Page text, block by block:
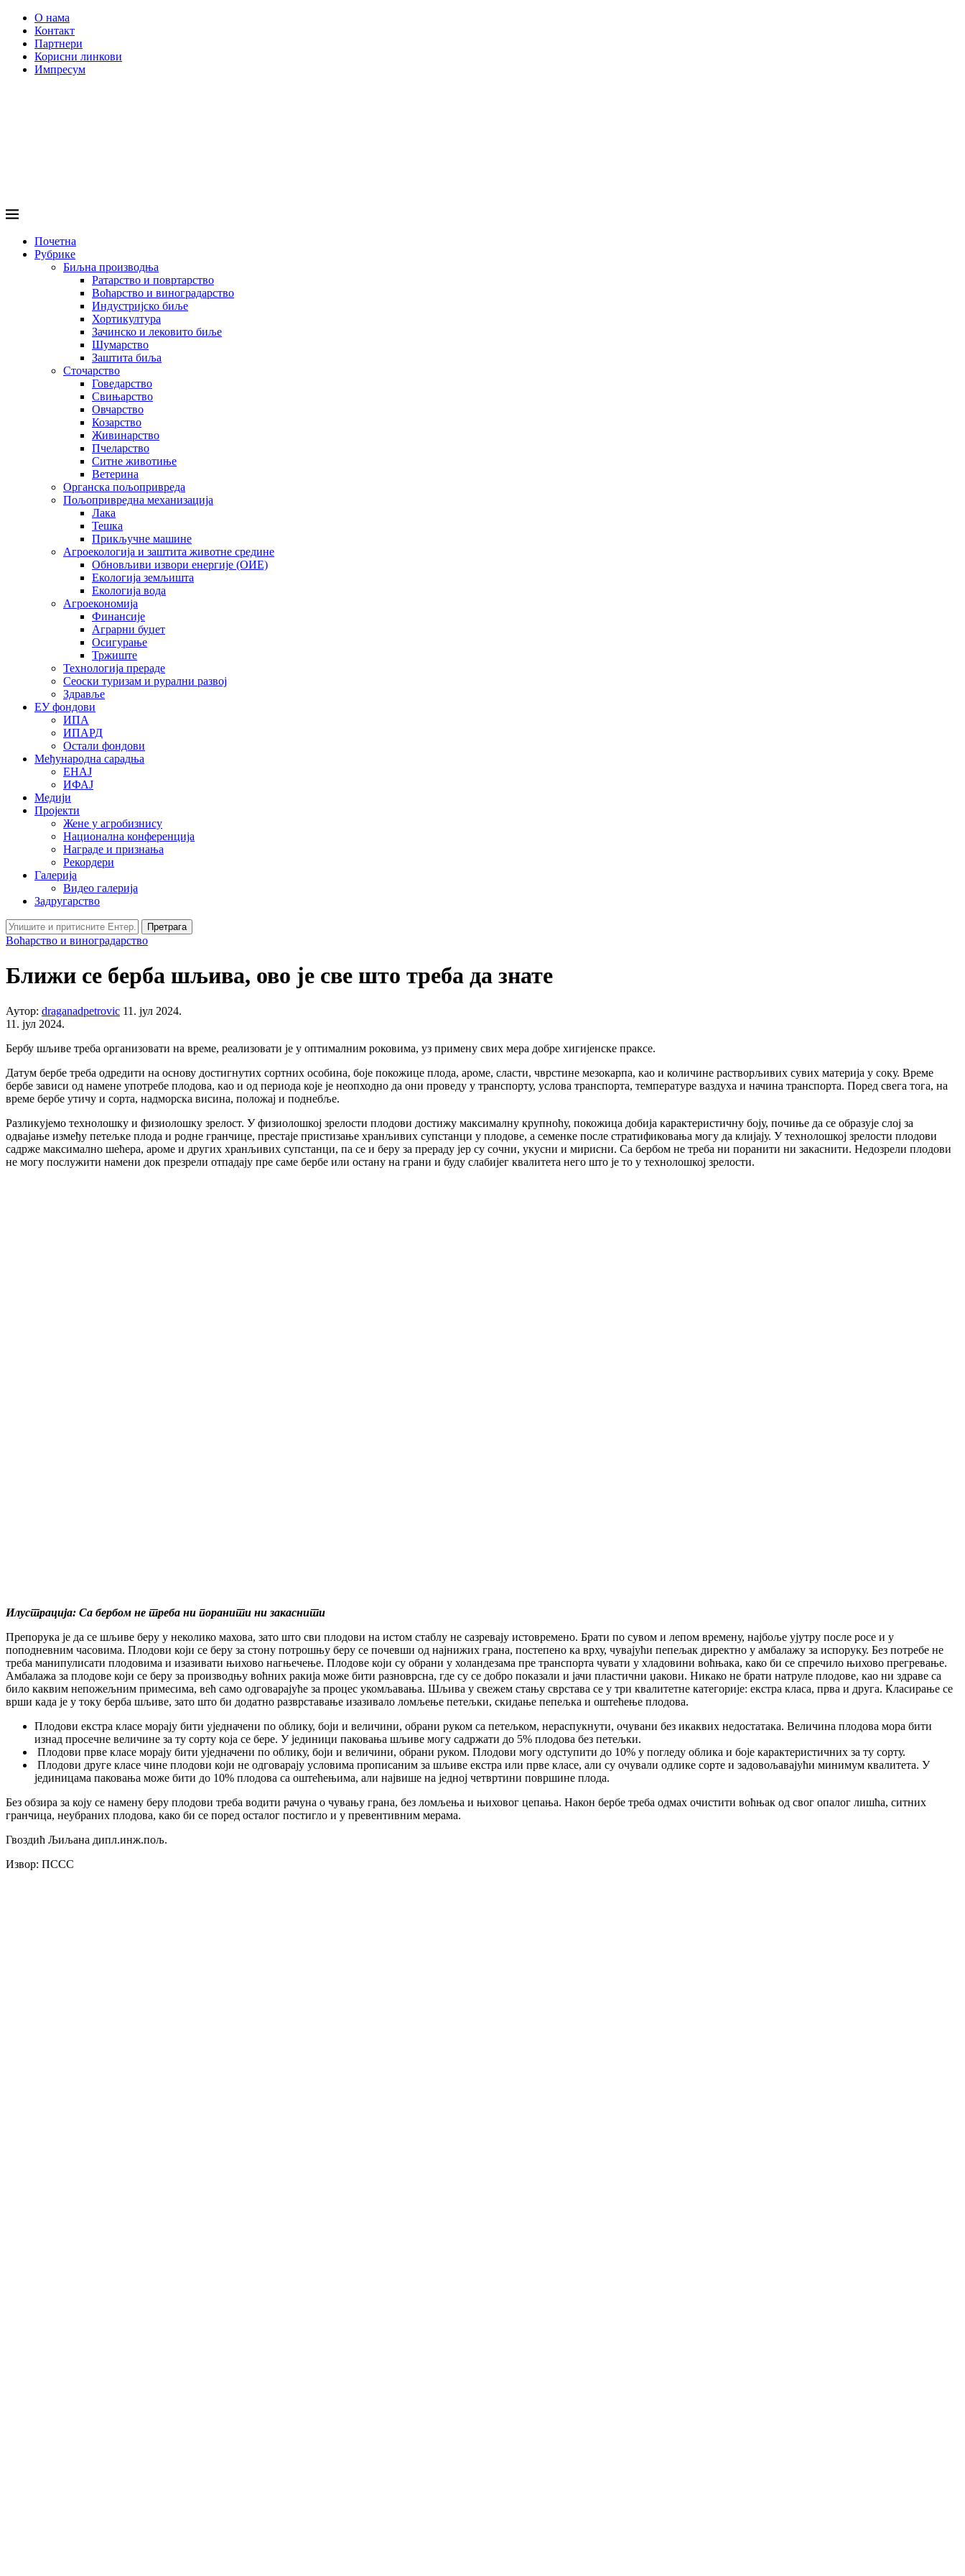
О нама
Контакт
Партнери
Корисни линкови
Импресум
Почетна
Рубрике
Биљна производња
Ратарство и повртарство
Воћарство и виноградарство
Индустријско биље
Хортикултура
Зачинско и лековито биље
Шумарство
Заштита биља
Сточарство
Говедарство
Свињарство
Овчарство
Козарство
Живинарство
Пчеларство
Ситне животиње
Ветерина
Органска пољопривреда
Пољопривредна механизација
Лака
Тешка
Прикључне машине
Агроекологија и заштита животне средине
Обновљиви извори енергије (ОИЕ)
Екологија земљишта
Екологија вода
Агроекономија
Финансије
Аграрни буџет
Осигурање
Тржиште
Технологија прераде
Сеоски туризам и рурални развој
Здравље
ЕУ фондови
ИПА
ИПАРД
Остали фондови
Међународна сарадња
ЕНАЈ
ИФАЈ
Медији
Пројекти
Жене у агробизнису
Национална конференција
Награде и признања
Рекордери
Галерија
Видео галерија
Задругарство
Претрага
Воћарство и виноградарство
Ближи се берба шљива, ово је све што треба да знате
Аутор: draganadpetrovic 11. јул 2024.
11. јул 2024.
Бербу шљиве треба организовати на време, реализовати је у оптималним роковима, уз примену свих мера добре хигијенске праксе.
Датум бербе треба одредити на основу достигнутих сортних особина, боје покожице плода, ароме, сласти, чврстине мезокарпа, као и количине растворљивих сувих материја у соку. Време
бербе зависи од намене употребе плодова, као и од периода које је неопходно да они проведу у транспорту, услова транспорта, температуре ваздуха и начина транспорта. Поред свега тога, на
време бербе утичу и сорта, надморска висина, положај и поднебље.
Разликујемо технолошку и физиолошку зрелост. У физиолошкој зрелости плодови достижу максималну крупноћу, покожица добија карактеристичну боју, почиње да се образује слој за
одвајање између петељке плода и родне гранчице, престаје пристизање хранљивих супстанци у плодове, а семенке после стратификовања могу да клијају. У технолошкој зрелости плодови
садрже максимално шећера, ароме и других хранљивих супстанци, па се и беру за прераду јер су сочни, укусни и мирисни. Са бербом не треба ни поранити ни закаснити. Недозрели плодови
не могу послужити намени док презрели отпадају пре саме бербе или остану на грани и буду слабијег квалитета него што је то у технолошкој зрелости.
Илустрација: Са бербом не треба ни поранити ни закаснити
Препорука је да се шљиве беру у неколико махова, зато што сви плодови на истом стаблу не сазревају истовремено. Брати по сувом и лепом времену, најбоље ујутру после росе и у
поподневним часовима. Плодови који се беру за стону потрошњу беру се почевши од најнижих грана, постепено ка врху, чувајући пепељак директно у амбалажу за испоруку. Без потребе не
треба манипулисати плодовима и изазивати њихово нагњечење. Плодове који су обрани у холандезама пре транспорта чувати у хладовини воћњака, како би се спречило њихово прегревање.
Амбалажа за плодове који се беру за производњу воћних ракија може бити разноврсна, где су се добро показали и јачи пластични џакови. Никако не брати натруле плодове, као ни здраве са
било каквим непожељним примесима, већ само одговарајуће за процес укомљавања. Шљива у свежем стању сврстава се у три квалитетне категорије: екстра класа, прва и друга. Класирање се
врши када је у току берба шљиве, зато што би додатно разврставање изазивало ломљење петељки, скидање пепељка и оштећење плодова.
Плодови екстра класе морају бити уједначени по облику, боји и величини, обрани руком са петељком, нераспукнути, очувани без икаквих недостатака. Величина плодова мора бити
изнад просечне величине за ту сорту која се бере. У јединици паковања шљиве могу садржати до 5% плодова без петељки.
Плодови прве класе морају бити уједначени по облику, боји и величини, обрани руком. Плодови могу одступити до 10% у погледу облика и боје карактеристичних за ту сорту.
Плодови друге класе чине плодови који не одговарају условима прописаним за шљиве екстра или прве класе, али су очували одлике сорте и задовољавајући минимум квалитета. У
јединицама паковања може бити до 10% плодова са оштећењима, али највише на једној четвртини површине плода.
Без обзира за коју се намену беру плодови треба водити рачуна о чувању грана, без ломљења и њиховог цепања. Након бербе треба одмах очистити воћњак од свог опалог лишћа, ситних
гранчица, неубраних плодова, како би се поред осталог постигло и у превентивним мерама.
Гвоздић Љиљана дипл.инж.пољ.
Извор: ПССС